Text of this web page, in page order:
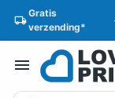
Gratis
verzending*